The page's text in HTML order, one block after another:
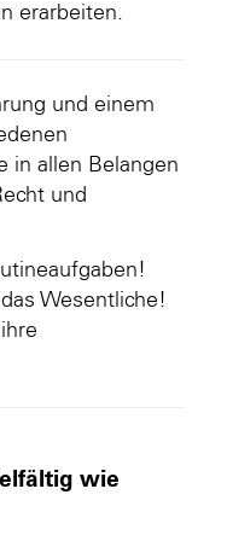
erarbeiten.
und einem
in allen Belangen
und
Wesentliche!
wie